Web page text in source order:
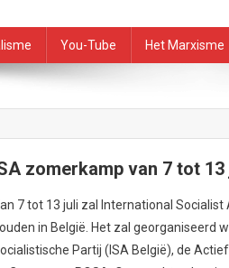
You-Tube Het Marxisme
zomerkamp van 7 tot 13
7 tot 13 juli zal International
in België. Het zal georganiseerd
Partij (ISA België), de